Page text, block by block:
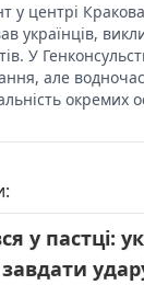
у центрі
українців,
У
але
окремих
у пастці: